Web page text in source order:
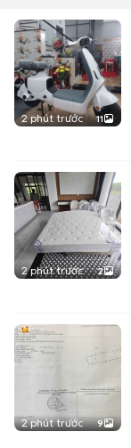
2 phút trước 11
2 phút trước 2
2 phút trước 9